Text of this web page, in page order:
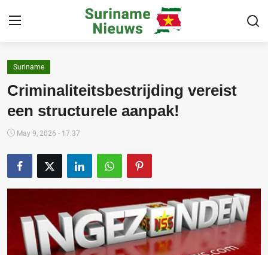
Home
Buitenland
Sport
Cultuur & Media
Over
Suriname
Criminaliteitsbestrijding vereist
een structurele aanpak!
May 9, 2026 - 17:37